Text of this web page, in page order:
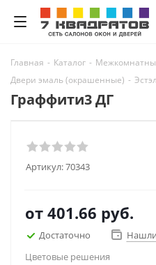
Главная - Каталог -
Двери эмаль (окрашенные) -
Граффити3 ДГ
Артикул:70343
от 401.66 руб.
Достаточно
Цветовые решения